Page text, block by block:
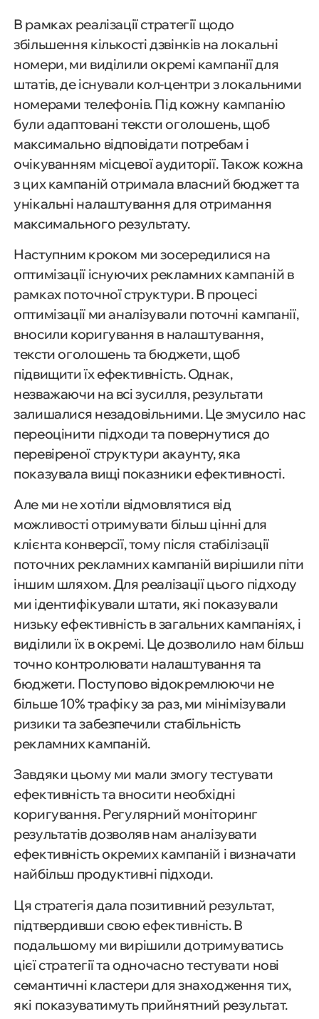
В рамках реалізації стратегії щодо
збільшення кількості дзвінків на локальні
номери, ми виділили окремі кампанії для
штатів, де існували кол-центри з локальними
номерами телефонів. Під кожну кампанію
були адаптовані тексти оголошень, щоб
максимально відповідати потребам і
очікуванням місцевої аудиторії. Також кожна
з цих кампаній отримала власний бюджет та
унікальні налаштування для отримання
максимального результату.
Наступним кроком ми зосередилися на
оптимізації існуючих рекламних кампаній в
рамках поточної структури. В процесі
оптимізації ми аналізували поточні кампанії,
вносили коригування в налаштування,
тексти оголошень та бюджети, щоб
підвищити їх ефективність. Однак,
незважаючи на всі зусилля, результати
залишалися незадовільними. Це змусило нас
переоцінити підходи та повернутися до
перевіреної структури акаунту, яка
показувала вищі показники ефективності.
Але ми не хотіли відмовлятися від
можливості отримувати більш цінні для
клієнта конверсії, тому після стабілізації
поточних рекламних кампаній вирішили піти
іншим шляхом. Для реалізації цього підходу
ми ідентифікували штати, які показували
низьку ефективність в загальних кампаніях, і
виділили їх в окремі. Це дозволило нам більш
точно контролювати налаштування та
бюджети. Поступово відокремлюючи не
більше 10% трафіку за раз, ми мінімізували
ризики та забезпечили стабільність
рекламних кампаній.
Завдяки цьому ми мали змогу тестувати
ефективність та вносити необхідні
коригування. Регулярний моніторинг
результатів дозволяв нам аналізувати
ефективність окремих кампаній і визначати
найбільш продуктивні підходи.
Ця стратегія дала позитивний результат,
підтвердивши свою ефективність. В
подальшому ми вирішили дотримуватись
цієї стратегії та одночасно тестувати нові
семантичні кластери для знаходження тих,
які показуватимуть прийнятний результат.